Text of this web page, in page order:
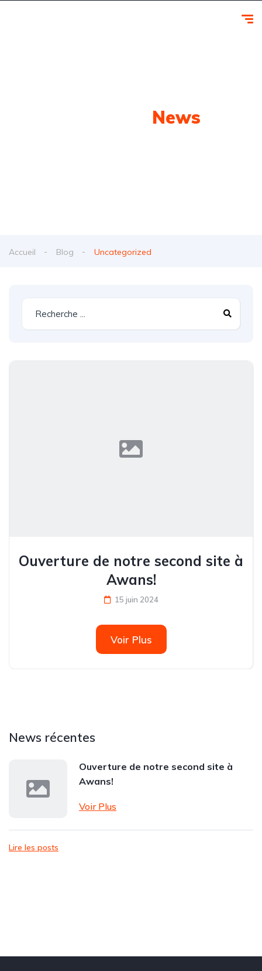
News
Accueil Blog Uncategorized
Ouverture de notre second site à
Awans!
15 juin 2024
Voir Plus
News récentes
Ouverture de notre second site à
Awans!
Voir Plus
Lire les posts